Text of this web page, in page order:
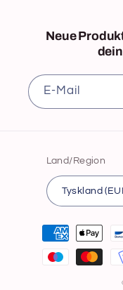
Neue
E‑Mail
Land/Region
Tyskland